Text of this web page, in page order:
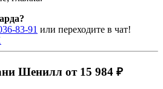
83-91 или переходите в чат!
Шенилл от 15 984 ₽